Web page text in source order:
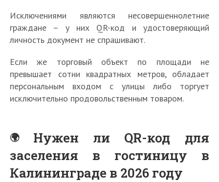
Исключениями являются несовершеннолетние
граждане – у них QR-код и удостоверяющий
личность документ не спрашивают.
Если же торговый объект по площади не
превышает сотни квадратных метров, обладает
персональным входом с улицы либо торгует
исключительно продовольственным товаром.
Нужен ли QR-код для
заселения в гостиницу в
Калининграде в 2026 году